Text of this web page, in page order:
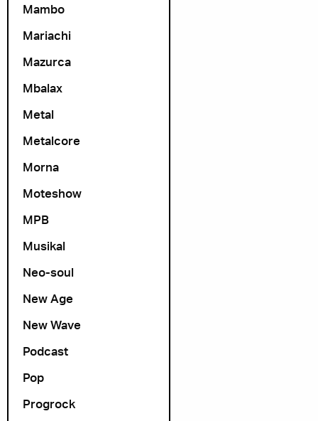
Mambo
Mariachi
Mazurca
Mbalax
Metal
Metalcore
Morna
Moteshow
MPB
Musikal
Neo-soul
New Age
New Wave
Podcast
Pop
Progrock